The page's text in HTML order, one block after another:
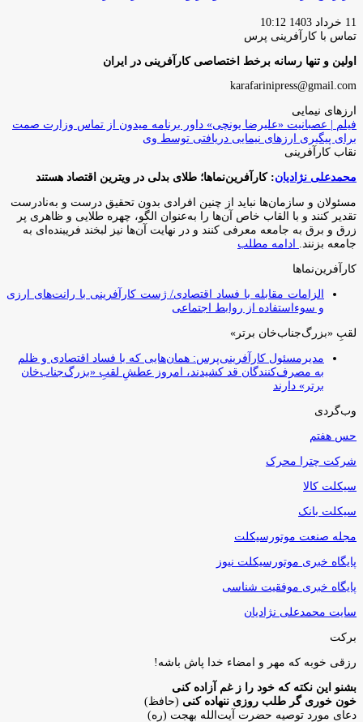
11 خرداد 1403 10:12
تماس با کارآفرینی پرس
اولین و تنها رسانه برخط اختصاصی کارآفرینی در ایران
karafarinipress@gmail.com
ارزهای نیمایی
فیلم | عصبانیت «علیرضا یونچی» داور برنامه میدون از تماس وزارت صمت
برای پیگیری ارزهای نیمایی دریافتی توسط وی
نقاب کارآفرینی
محمدعلی نژادیان: کارآفرین‌نماها؛ طلای بدلی در ویترین اقتصاد هستند
مسئولان و سازمان‌ها نباید از چنین افرادی بدون تحقیق درست و به‌نادرست
تقدیر کنند و با القاب خاص آ‌ن‌ها را به‌عنوان الگو، چهره طلایی و ظاهری پر
زرق و برق به جامعه معرفی کنند و در نهایت آن‌ها نیز لبخند فریبنده‌ای به
جامعه بزنند.
ادامه مطلب
کارآفرین‌نماها
الزامات مقابله با فساد اقتصادی/ ژست کارآفرینی با رانت‌های ارزی
و سوءاستفاده از روابط اجتماعی
لقبِ «بزرگ‌جناب‌خان برتر»
مدیرمسئول کارآفرینی‌پرس: همان‌هایی که با فساد اقتصادی و ظلم
به مصرف‌کنندگان قد کشیدند، امروز عطشِ لقبِ «بزرگ‌جناب‌خان
برتر» دارند
وب‌گردی
حس هفتم
شرکت چترا محرک
سیکلت کالا
سیکلت بانک
مجله صنعت موتورسیکلت
پایگاه خبری موتورسیکلت نیوز
پایگاه خبری موفقیت شناسی
سایت محمدعلی نژادیان
برکت
رزقی خوبه كه مهر و امضاء خدا پاش باشه!
بشنو این نکته که خود را ز غم آزاده کنی
خون خوری گر طلب روزی ننهاده کنی (حافظ)
دعای مورد توصیه حضرت آیت‌الله بهجت (ره)